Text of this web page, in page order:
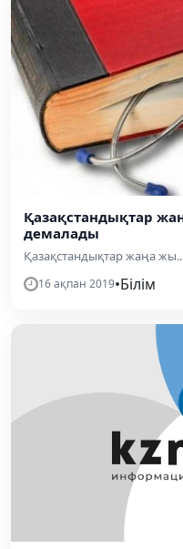
Қазақстандықтар
демалады
Қазақстандықтар жаңа
16 ақпан 2019•Білім